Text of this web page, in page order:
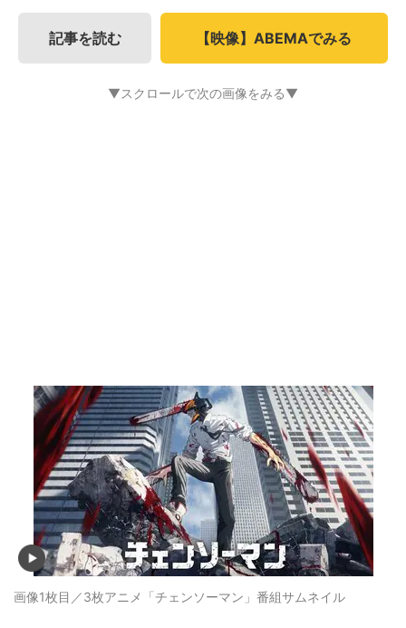
記事を読む 【映像】ABEMAでみる
▼スクロールで次の画像をみる▼
画像1枚目／3枚アニメ「チェンソーマン」番組サムネイル